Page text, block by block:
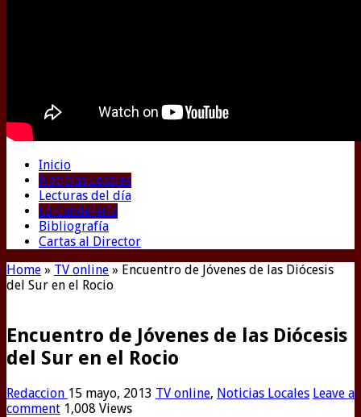
Inicio
Noticias Locales
Lecturas del día
La Candelería
Bibliografía
Cartas al Director
Home » TV online » Encuentro de Jóvenes de las Diócesis
del Sur en el Rocio
Encuentro de Jóvenes de las Diócesis
del Sur en el Rocio
Redaccion 15 mayo, 2013 TV online, Noticias Locales Leave a
comment 1,008 Views